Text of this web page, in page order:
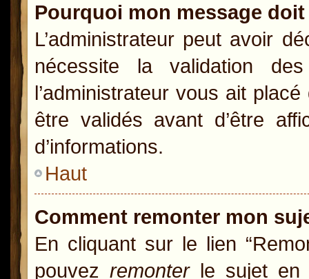
Pourquoi mon message
L’administrateur peut avoir
nécessite la validation
l’administrateur vous ait
être validés avant d’être
d’informations.
Haut
Comment remonter mon
En cliquant sur le lien
pouvez remonterle sujet en